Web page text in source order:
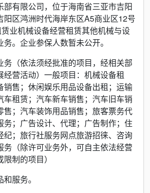
部有限公司，位于海南省三亚市吉阳
阳区鸿洲时代海岸东区A5商业区12号
业机械设备经营租赁其他机械与设
。企业参保人数暂未公开。
务（依法须经批准的项目，经相关部
经营活动）一般项目：机械设备租
销售；休闲娱乐用品设备出租；运输
车租赁；汽车新车销售；汽车旧车销
售；汽车装饰用品销售；旅客票务代
务；广告设计、代理；广告制作；住
纪；旅行社服务网点旅游招徕、咨询
务（除许可业务外，可自主依法经营
制的项目）
服务。